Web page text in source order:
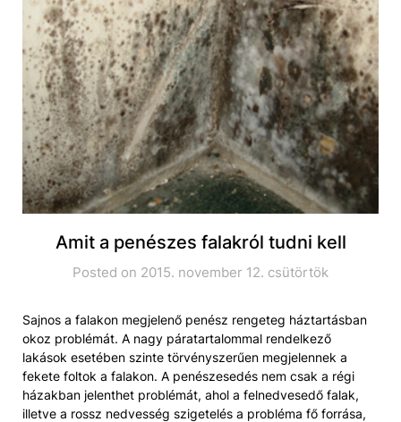
Amit a penészes falakról tudni kell
Posted on 2015. november 12. csütörtök
Sajnos a falakon megjelenő penész rengeteg háztartásban
okoz problémát. A nagy páratartalommal rendelkező
lakások esetében szinte törvényszerűen megjelennek a
fekete foltok a falakon. A penészesedés nem csak a régi
házakban jelenthet problémát, ahol a felnedvesedő falak,
illetve a rossz nedvesség szigetelés a probléma fő forrása,